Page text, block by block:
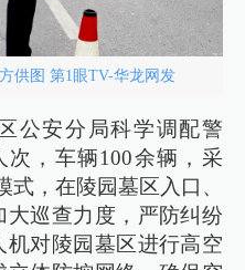
供图 第1眼TV-华龙网发
公安分局科学调配警
次，车辆100余辆，采
式，在陵园墓区入口、
巡查力度，严防纠纷
对陵园墓区进行高空